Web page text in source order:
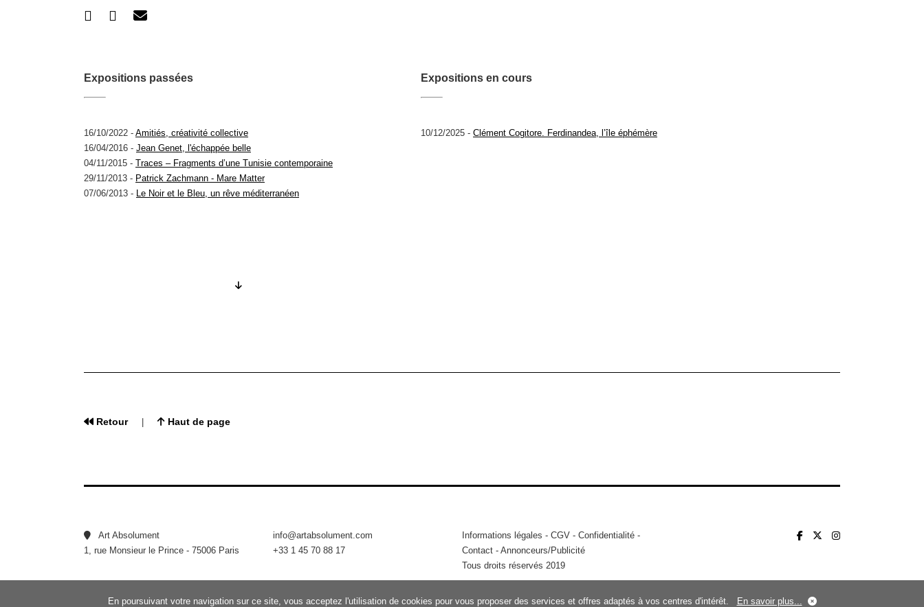
Expositions passées
16/10/2022 - Amitiés, créativité collective
16/04/2016 - Jean Genet, l'échappée belle
04/11/2015 - Traces – Fragments d’une Tunisie contemporaine
29/11/2013 - Patrick Zachmann - Mare Matter
07/06/2013 -
Le Noir et le Bleu, un rêve méditerranéen
Expositions en cours
10/12/2025 - Clément Cogitore. Ferdinandea, l’île éphémère
Retour| Haut de page
Art Absolument
1, rue Monsieur le Prince - 75006 Paris
info@artabsolument.com
+33 1 45 70 88 17
Informations légales - CGV - Confidentialité -
Contact - Annonceurs/Publicité
Tous droits réservés 2019
En poursuivant votre navigation sur ce site, vous acceptez l'utilisation de cookies pour vous proposer des services et offres adaptés à vos centres d'intérêt. En savoir plus...